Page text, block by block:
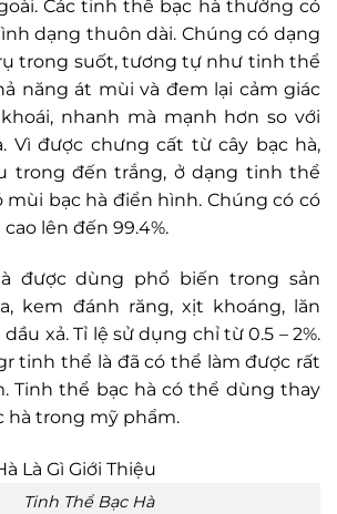
Các tinh thể bạc hà thường có
dạng thuôn dài. Chúng có dạng
trong suốt, tương tự như tinh thể
năng át mùi và đem lại cảm giác
nhanh mà mạnh hơn so với
Vì được chưng cất từ cây bạc hà,
trong đến trắng, ở dạng tinh thể
mùi bạc hà điển hình. Chúng có có
lên đến 99.4%.
được dùng phổ biến trong sản
kem đánh răng, xịt khoáng, lăn
xả. Tỉ lệ sử dụng chỉ từ 0.5 – 2%.
tinh thể là đã có thể làm được rất
Tinh thể bạc hà có thể dùng thay
hà trong mỹ phẩm.
Tinh Thể Bạc Hà